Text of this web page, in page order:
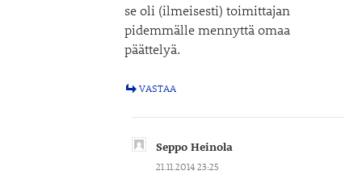
se oli (ilmeisesti) toimittajan
pidemmälle mennyttä omaa
päättelyä.
VASTAA
Seppo Heinola
21.11.2014 23:25